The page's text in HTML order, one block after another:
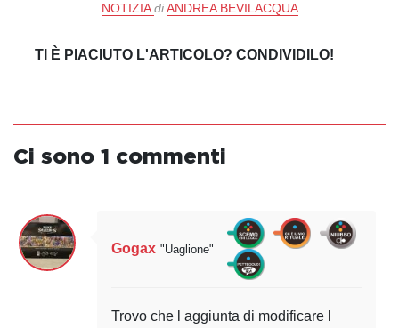
NOTIZIA di ANDREA BEVILACQUA
TI È PIACIUTO L'ARTICOLO? CONDIVIDILO!
Ci sono 1 commenti
Gogax "Uaglione"
Trovo che l aggiunta di modificare l